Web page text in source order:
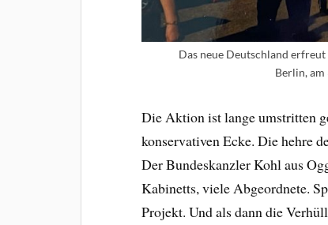
Das neue Deutschland
Berlin, am
Die Aktion ist lange umstritten
konservativen Ecke. Die hehre
Der Bundeskanzler Kohl aus
Kabinetts, viele Abgeordnete.
Projekt. Und als dann die